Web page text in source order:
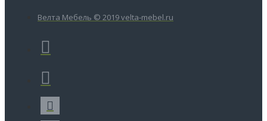
Велта Мебель © 2019 velta-mebel.ru